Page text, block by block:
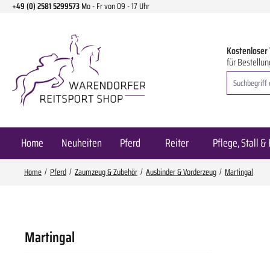
Hauptinhalt springen
Zur Suche springen
Zur Hauptnavigation springen
+49 (0) 2581 5299573Mo - Fr von 09 - 17 Uhr
für
Home Neuheiten Pferd Reiter Pflege, Stall &
Home Pferd Zaumzeug & Zubehör Ausbinder & Vorderzeug Martingal
Martingal